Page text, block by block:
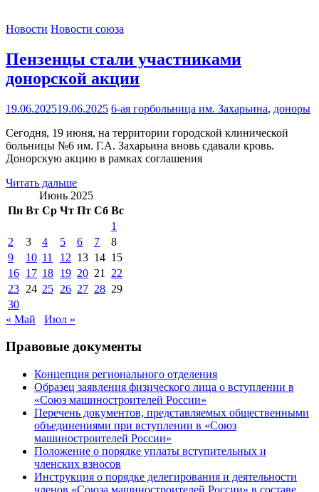
Новости Новости союза
Пензенцы стали участниками
донорской акции
19.06.202519.06.2025 6-ая горбольница им. Захарьина, доноры
Сегодня, 19 июня, на территории городской клинической
больницы №6 им. Г.А. Захарьина вновь сдавали кровь.
Донорскую акцию в рамках соглашения
Читать дальше
Июнь 2025
Пн Вт Ср Чт Пт Сб Вс
1
2
3 4 5 6 7
8
9
10 11 12 13 14 15
16 17 18 19 20 21
22
23 24 25 26 27 28 29
30
« Май
Июл »
Правовые документы
Концепция регионального отделения
Образец заявления физического лица о вступлении в
«Союз машиностроителей России»
Перечень документов, представляемых общественными
объединениями при вступлении в «Союз
машиностроителей России»
Положение о порядке уплаты вступительных и
членских взносов
Инструкция о порядке делегирования и деятельности
членов «Союза машиностроителей России» в составе